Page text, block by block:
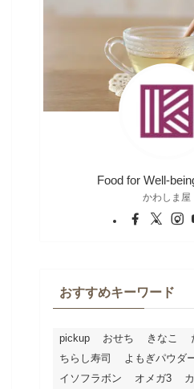
Food for Well-
かわしま屋
おすすめキーワード
pickup おせち きなこ
ちらし寿司
よもぎパウダ
イソフラボン
オメガ3